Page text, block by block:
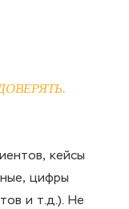
кейсы
цифры
и т.д.). Не